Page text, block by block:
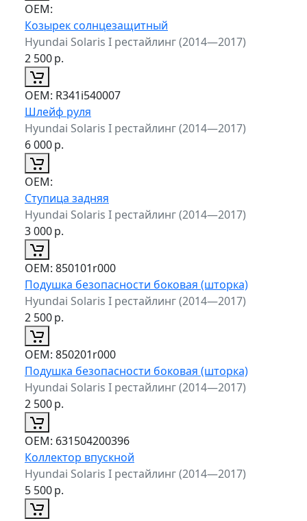
ОЕМ:
Козырек солнцезащитный
Hyundai Solaris I рестайлинг (2014—2017)
2 500р.
ОЕМ: R341i540007
Шлейф руля
Hyundai Solaris I рестайлинг (2014—2017)
6 000р.
ОЕМ:
Ступица задняя
Hyundai Solaris I рестайлинг (2014—2017)
3 000р.
ОЕМ: 850101r000
Подушка безопасности боковая (шторка)
Hyundai Solaris I рестайлинг (2014—2017)
2 500р.
ОЕМ: 850201r000
Подушка безопасности боковая (шторка)
Hyundai Solaris I рестайлинг (2014—2017)
2 500р.
ОЕМ: 631504200396
Коллектор впускной
Hyundai Solaris I рестайлинг (2014—2017)
5 500р.